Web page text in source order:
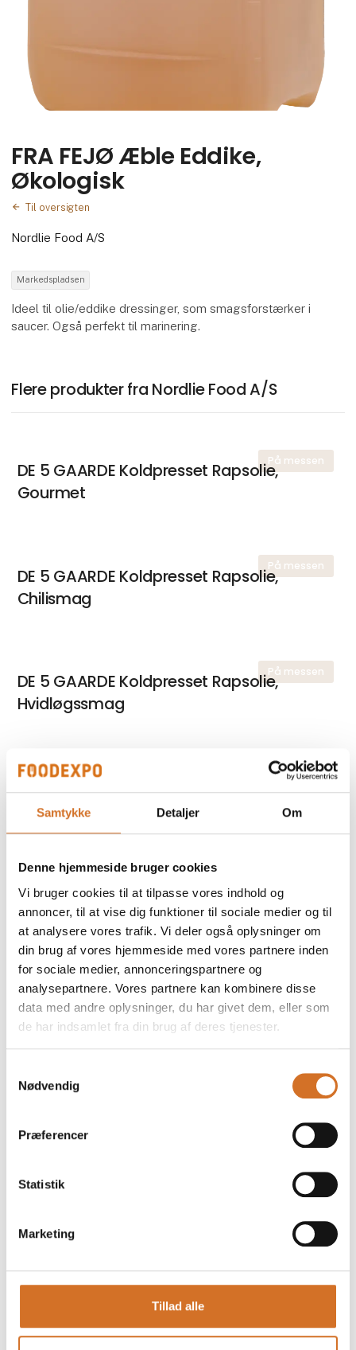
Samtykke Detaljer Om
Denne hjemmeside bruger cookies
Vi bruger cookies til at tilpasse vores indhold og
annoncer, til at vise dig funktioner til sociale medier og til
at analysere vores trafik. Vi deler også oplysninger om
din brug af vores hjemmeside med vores partnere inden
for sociale medier, annonceringspartnere og
analysepartnere. Vores partnere kan kombinere disse
data med andre oplysninger, du har givet dem, eller som
de har indsamlet fra din brug af deres tjenester.
Nødvendig
Præferencer
Statistik
Marketing
Tillad alle
FRA FEJØ Æble Eddike,
Økologisk
Til oversigten
Nordlie Food A/S
Markedspladsen
Ideel til olie/eddike dressinger, som smagsforstærker i
saucer. Også perfekt til marinering.
Flere produkter fra Nordlie Food A/S
På messen
DE 5 GAARDE Koldpresset Rapsolie,
Gourmet
På messen
DE 5 GAARDE Koldpresset Rapsolie,
Chilismag
På messen
DE 5 GAARDE Koldpresset Rapsolie,
Hvidløgssmag
På messen
WALKERS Shortbread Fingers 32% Smør
DE 5 GAARDE Koldpresset Rapsolie,
Citronsmag
WALKERS Shortbread Rounds 35%
Smør
Nordlie Food A/S